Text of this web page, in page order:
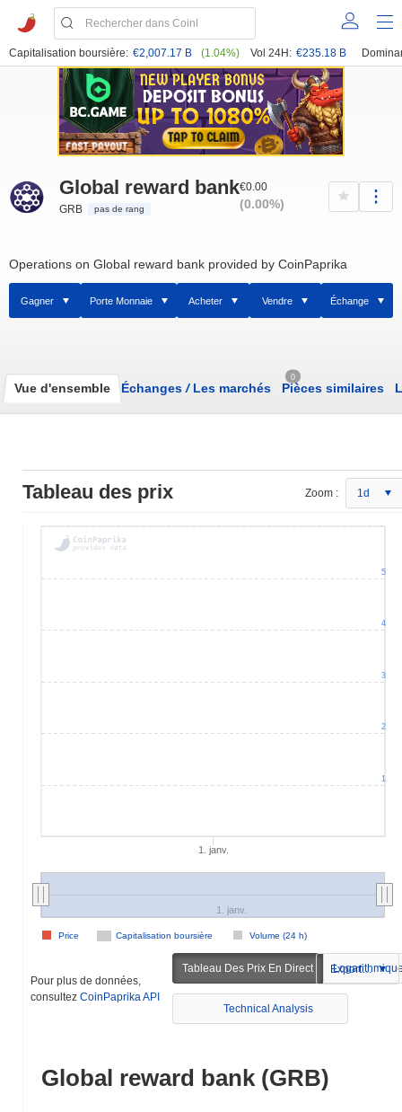
Capitalisation boursière: €2,007.17 B (1.04%) Vol 24H: €235.18 B
Global reward bank
GRB pas de rang
€0.00
(0.00%)
Operations on Global reward bank provided by CoinPaprika
Gagner Porte Monnaie Acheter Vendre Échange
Vue d'ensemble Échanges /Les marchés
0
Pièces similaires
Tableau des prix Zoom : 1d
1. janv.
Capitalisation boursière Volume (24 h)
Price
1. janv.
1
2
3
4
5
Pour plus de données,
consultez CoinPaprika API
Tableau Des Prix En Direct Exportation
Technical Analysis
Global reward bank (GRB)